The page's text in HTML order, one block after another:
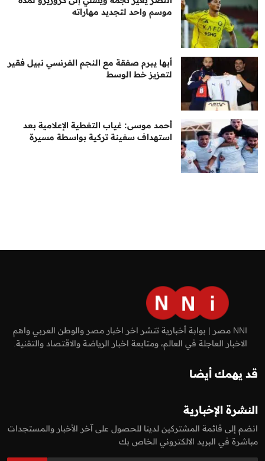
موسم واحد لتجديد مهاراته
أبها يبرم صفقة مع النجم الفرنسي نبيل فقير
لتعزيز خط الوسط
أحمد موسى: غياب التغطية الإعلامية بعد
استهداف سفينة تركية بواسطة مسيرة
NNI مصر | بوابة أخبارية تنشر اخر اخبار مصر والوطن العربي واهم
الاخبار العاجلة في العالم، ومتابعة اخبار الرياضة والاقتصاد والتقنية.
قد يهمك أيضا
النشرة الإخبارية
انضم إلى قائمة المشتركين لدينا للحصول على آخر الأخبار والمستجدات
مباشرة في البريد الالكتروني الخاص بك